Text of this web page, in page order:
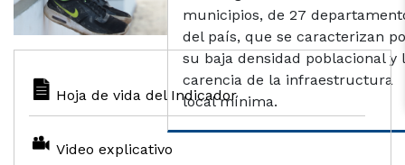
municipios, de 27
del país, que se caracterizan
su baja densidad poblacional y
carencia de la infraestructura
local mínima.
Hoja de vida del Indicador
Video explicativo